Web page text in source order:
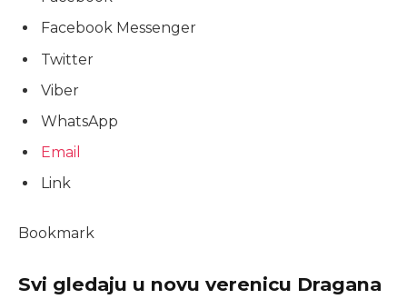
Facebook Messenger
Twitter
Viber
WhatsApp
Email
Link
Bookmark
Svi gledaju u novu verenicu Dragana